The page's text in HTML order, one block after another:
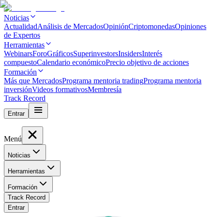
Noticias
ActualidadAnálisis de MercadosOpiniónCriptomonedasOpiniones
de Expertos
Herramientas
WebinarsForoGráficosSuperinvestorsInsidersInterés
compuestoCalendario económicoPrecio objetivo de acciones
Formación
Más que MercadosPrograma mentoria tradingPrograma mentoria
inversiónVideos formativosMembresía
Track Record
Entrar
Menú
Noticias
Herramientas
Formación
Track Record
Entrar